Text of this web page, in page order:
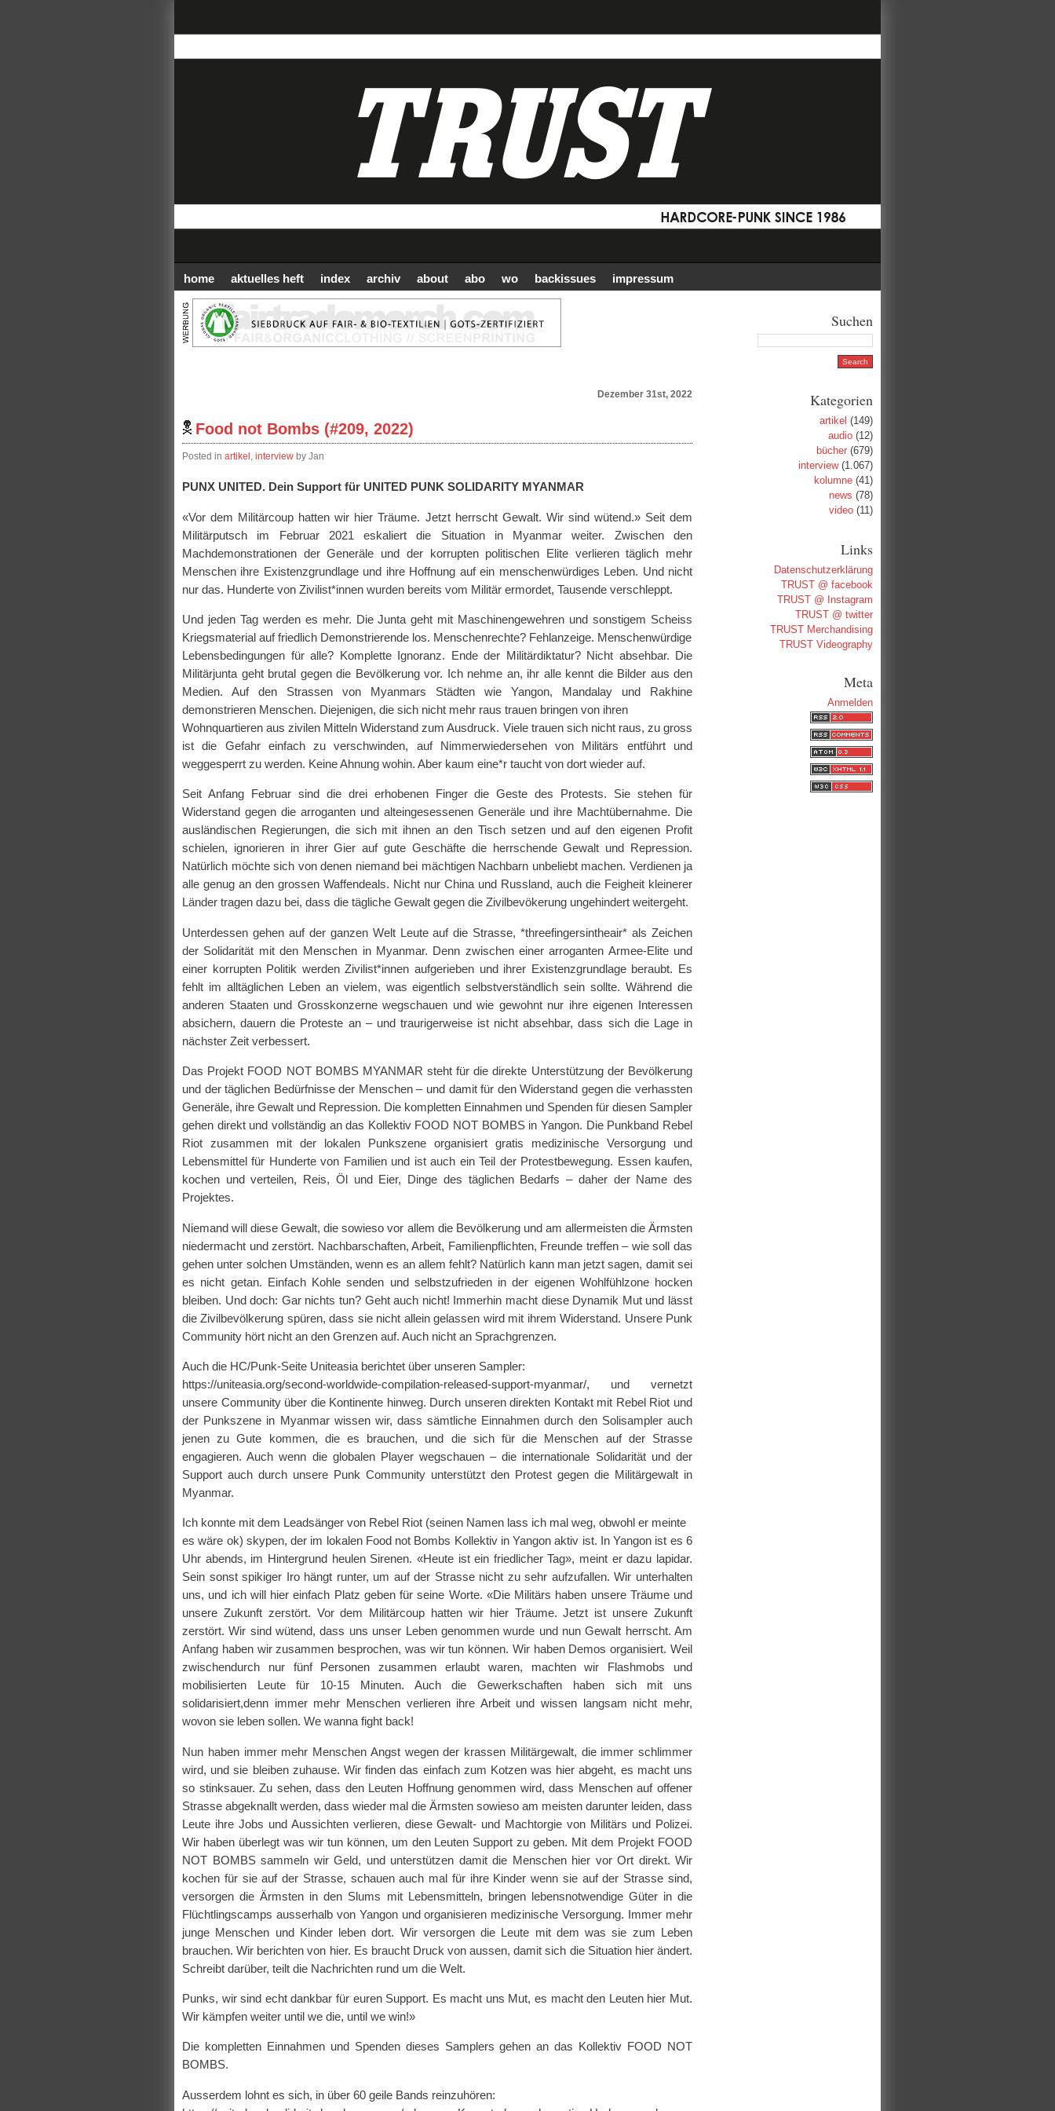
home aktuelles heft index archiv about abo wo backissues impressum
Dezember 31st, 2022
Food not Bombs (#209, 2022)
Posted in artikel , interview by Jan
PUNX UNITED. Dein Support für UNITED PUNK SOLIDARITY MYANMAR
«Vor dem Militärcoup hatten wir hier Träume. Jetzt herrscht Gewalt. Wir sind wütend.» Seit dem
Militärputsch im Februar 2021 eskaliert die Situation in Myanmar weiter. Zwischen den
Machdemonstrationen der Generäle und der korrupten politischen Elite verlieren täglich mehr
Menschen ihre Existenzgrundlage und ihre Hoffnung auf ein menschenwürdiges Leben. Und nicht
nur das. Hunderte von Zivilist*innen wurden bereits vom Militär ermordet, Tausende verschleppt.
Und jeden Tag werden es mehr. Die Junta geht mit Maschinengewehren und sonstigem Scheiss
Kriegsmaterial auf friedlich Demonstrierende los. Menschenrechte? Fehlanzeige. Menschenwürdige
Lebensbedingungen für alle? Komplette Ignoranz. Ende der Militärdiktatur? Nicht absehbar. Die
Militärjunta geht brutal gegen die Bevölkerung vor. Ich nehme an, ihr alle kennt die Bilder aus den
Medien. Auf den Strassen von Myanmars Städten wie Yangon, Mandalay und Rakhine
demonstrieren Menschen. Diejenigen, die sich nicht mehr raus trauen bringen von ihren
Wohnquartieren aus zivilen Mitteln Widerstand zum Ausdruck. Viele trauen sich nicht raus, zu gross
ist die Gefahr einfach zu verschwinden, auf Nimmerwiedersehen von Militärs entführt und
weggesperrt zu werden. Keine Ahnung wohin. Aber kaum eine*r taucht von dort wieder auf.
Seit Anfang Februar sind die drei erhobenen Finger die Geste des Protests. Sie stehen für
Widerstand gegen die arroganten und alteingesessenen Generäle und ihre Machtübernahme. Die
ausländischen Regierungen, die sich mit ihnen an den Tisch setzen und auf den eigenen Profit
schielen, ignorieren in ihrer Gier auf gute Geschäfte die herrschende Gewalt und Repression.
Natürlich möchte sich von denen niemand bei mächtigen Nachbarn unbeliebt machen. Verdienen ja
alle genug an den grossen Waffendeals. Nicht nur China und Russland, auch die Feigheit kleinerer
Länder tragen dazu bei, dass die tägliche Gewalt gegen die Zivilbevökerung ungehindert weitergeht.
Unterdessen gehen auf der ganzen Welt Leute auf die Strasse, *threefingersintheair* als Zeichen
der Solidarität mit den Menschen in Myanmar. Denn zwischen einer arroganten Armee-Elite und
einer korrupten Politik werden Zivilist*innen aufgerieben und ihrer Existenzgrundlage beraubt. Es
fehlt im alltäglichen Leben an vielem, was eigentlich selbstverständlich sein sollte. Während die
anderen Staaten und Grosskonzerne wegschauen und wie gewohnt nur ihre eigenen Interessen
absichern, dauern die Proteste an – und traurigerweise ist nicht absehbar, dass sich die Lage in
nächster Zeit verbessert.
Das Projekt FOOD NOT BOMBS MYANMAR steht für die direkte Unterstützung der Bevölkerung
und der täglichen Bedürfnisse der Menschen – und damit für den Widerstand gegen die verhassten
Generäle, ihre Gewalt und Repression. Die kompletten Einnahmen und Spenden für diesen Sampler
gehen direkt und vollständig an das Kollektiv FOOD NOT BOMBS in Yangon. Die Punkband Rebel
Riot zusammen mit der lokalen Punkszene organisiert gratis medizinische Versorgung und
Lebensmittel für Hunderte von Familien und ist auch ein Teil der Protestbewegung. Essen kaufen,
kochen und verteilen, Reis, Öl und Eier, Dinge des täglichen Bedarfs – daher der Name des
Projektes.
Niemand will diese Gewalt, die sowieso vor allem die Bevölkerung und am allermeisten die Ärmsten
niedermacht und zerstört. Nachbarschaften, Arbeit, Familienpflichten, Freunde treffen – wie soll das
gehen unter solchen Umständen, wenn es an allem fehlt? Natürlich kann man jetzt sagen, damit sei
es nicht getan. Einfach Kohle senden und selbstzufrieden in der eigenen Wohlfühlzone hocken
bleiben. Und doch: Gar nichts tun? Geht auch nicht! Immerhin macht diese Dynamik Mut und lässt
die Zivilbevölkerung spüren, dass sie nicht allein gelassen wird mit ihrem Widerstand. Unsere Punk
Community hört nicht an den Grenzen auf. Auch nicht an Sprachgrenzen.
Auch die HC/Punk-Seite Uniteasia berichtet über unseren Sampler:
https://uniteasia.org/second-worldwide-compilation-released-support-myanmar/, und vernetzt
unsere Community über die Kontinente hinweg. Durch unseren direkten Kontakt mit Rebel Riot und
der Punkszene in Myanmar wissen wir, dass sämtliche Einnahmen durch den Solisampler auch
jenen zu Gute kommen, die es brauchen, und die sich für die Menschen auf der Strasse
engagieren. Auch wenn die globalen Player wegschauen – die internationale Solidarität und der
Support auch durch unsere Punk Community unterstützt den Protest gegen die Militärgewalt in
Myanmar.
Ich konnte mit dem Leadsänger von Rebel Riot (seinen Namen lass ich mal weg, obwohl er meinte
es wäre ok) skypen, der im lokalen Food not Bombs Kollektiv in Yangon aktiv ist. In Yangon ist es 6
Uhr abends, im Hintergrund heulen Sirenen. «Heute ist ein friedlicher Tag», meint er dazu lapidar.
Sein sonst spikiger Iro hängt runter, um auf der Strasse nicht zu sehr aufzufallen. Wir unterhalten
uns, und ich will hier einfach Platz geben für seine Worte. «Die Militärs haben unsere Träume und
unsere Zukunft zerstört. Vor dem Militärcoup hatten wir hier Träume. Jetzt ist unsere Zukunft
zerstört. Wir sind wütend, dass uns unser Leben genommen wurde und nun Gewalt herrscht. Am
Anfang haben wir zusammen besprochen, was wir tun können. Wir haben Demos organisiert. Weil
zwischendurch nur fünf Personen zusammen erlaubt waren, machten wir Flashmobs und
mobilisierten Leute für 10-15 Minuten. Auch die Gewerkschaften haben sich mit uns
solidarisiert,denn immer mehr Menschen verlieren ihre Arbeit und wissen langsam nicht mehr,
wovon sie leben sollen. We wanna fight back!
Nun haben immer mehr Menschen Angst wegen der krassen Militärgewalt, die immer schlimmer
wird, und sie bleiben zuhause. Wir finden das einfach zum Kotzen was hier abgeht, es macht uns
so stinksauer. Zu sehen, dass den Leuten Hoffnung genommen wird, dass Menschen auf offener
Strasse abgeknallt werden, dass wieder mal die Ärmsten sowieso am meisten darunter leiden, dass
Leute ihre Jobs und Aussichten verlieren, diese Gewalt- und Machtorgie von Militärs und Polizei.
Wir haben überlegt was wir tun können, um den Leuten Support zu geben. Mit dem Projekt FOOD
NOT BOMBS sammeln wir Geld, und unterstützen damit die Menschen hier vor Ort direkt. Wir
kochen für sie auf der Strasse, schauen auch mal für ihre Kinder wenn sie auf der Strasse sind,
versorgen die Ärmsten in den Slums mit Lebensmitteln, bringen lebensnotwendige Güter in die
Flüchtlingscamps ausserhalb von Yangon und organisieren medizinische Versorgung. Immer mehr
junge Menschen und Kinder leben dort. Wir versorgen die Leute mit dem was sie zum Leben
brauchen. Wir berichten von hier. Es braucht Druck von aussen, damit sich die Situation hier ändert.
Schreibt darüber, teilt die Nachrichten rund um die Welt.
Punks, wir sind echt dankbar für euren Support. Es macht uns Mut, es macht den Leuten hier Mut.
Wir kämpfen weiter until we die, until we win!»
Die kompletten Einnahmen und Spenden dieses Samplers gehen an das Kollektiv FOOD NOT
BOMBS.
Ausserdem lohnt es sich, in über 60 geile Bands reinzuhören:
Suchen
Kategorien
artikel (149)
audio (12)
bücher (679)
interview(1.067)
kolumne (41)
news (78)
video (11)
Links
Datenschutzerklärung
TRUST @ facebook
TRUST @ Instagram
TRUST @ twitter
TRUST Merchandising
TRUST Videography
Meta
Anmelden